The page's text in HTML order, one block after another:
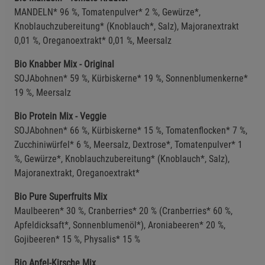
MANDELN* 96 %, Tomatenpulver* 2 %, Gewürze*,
Knoblauchzubereitung* (Knoblauch*, Salz), Majoranextrakt
0,01 %, Oreganoextrakt* 0,01 %, Meersalz
Bio Knabber Mix - Original
SOJAbohnen* 59 %, Kürbiskerne* 19 %, Sonnenblumenkerne*
19 %, Meersalz
Bio Protein Mix - Veggie
SOJAbohnen* 66 %, Kürbiskerne* 15 %, Tomatenflocken* 7 %,
Zucchiniwürfel* 6 %, Meersalz, Dextrose*, Tomatenpulver* 1
%, Gewürze*, Knoblauchzubereitung* (Knoblauch*, Salz),
Majoranextrakt, Oreganoextrakt*
Bio Pure Superfruits Mix
Maulbeeren* 30 %, Cranberries* 20 % (Cranberries* 60 %,
Apfeldicksaft*, Sonnenblumenöl*), Aroniabeeren* 20 %,
Gojibeeren* 15 %, Physalis* 15 %
Statistik Cookies (1) Statistik Cookies
Beschreibung Statistik Cookies
Cookie-Informationen
Marketing Cookies (3)
Beschreibung Marketing Cookies
Cookie-Informationen anzeigen
Datenschutzerklärung Impressum